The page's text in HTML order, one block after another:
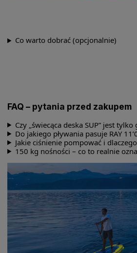
Co warto dobrać (opcjonalnie)
FAQ – pytania przed zakupem
Czy „świecąca deska SUP” jest tylko
Do jakiego pływania pasuje RAY
Jakie ciśnienie pompować i
150 kg nośności – co to realnie